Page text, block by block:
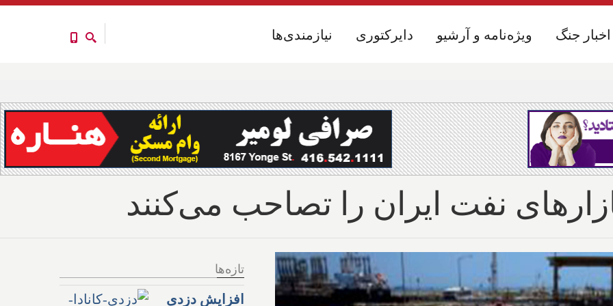
نیازمندی‌ها دایرکتوری ویژه‌نامه و آرشیو اخبار جنگ نیازمندی‌ها دایرکتوری ویژه‌نامه و آرشیو اخبار جنگ
نفت ایران را تصاحب می‌کنند
تازه‌ها
افزایش دزدی